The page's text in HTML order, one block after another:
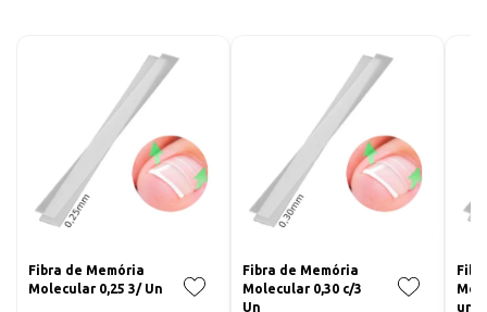
Fibra de Memória
Molecular 0,25 3/ Un
Fibra de Memória
Molecular 0,30 c/3
Un